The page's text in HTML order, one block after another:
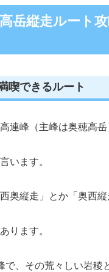
岳縦走ルート
喫できるルート
連峰（主峰は奥穂高岳
います。
奥縦走」とか「奥西縦
ります。
で、その荒々しい岩稜